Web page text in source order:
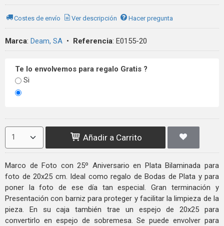
Costes de envío Ver descripción Hacer pregunta
Marca: Deam, SA • Referencia: E0155-20
Te lo envolvemos para regalo Gratis ?
Si
Añadir a Carrito
Marco de Foto con 25º Aniversario en Plata Bilaminada para
foto de 20x25 cm. Ideal como regalo de Bodas de Plata y para
poner la foto de ese día tan especial. Gran terminación y
Presentación con barniz para proteger y facilitar la limpieza de la
pieza. En su caja también trae un espejo de 20x25 para
convertirlo en espejo de sobremesa. Se puede envolver para